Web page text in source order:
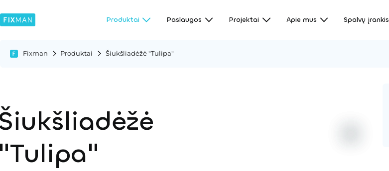
Produktai Paslaugos Projektai Apie mus Spalvų įrankis
Fixman Produktai Šiukšliadėžė "Tulipa"